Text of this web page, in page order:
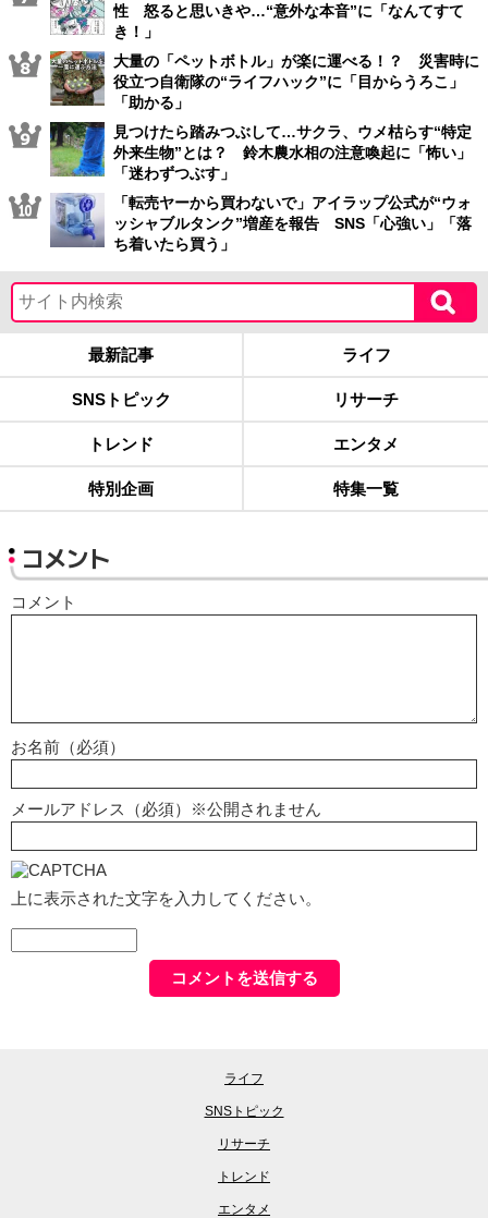
性 怒ると思いきや…“意外な本音”に「なんてすて
き！」
大量の「ペットボトル」が楽に運べる！？ 災害時に
役立つ自衛隊の“ライフハック”に「目からうろこ」
「助かる」
見つけたら踏みつぶして…サクラ、ウメ枯らす“特定
外来生物”とは？ 鈴木農水相の注意喚起に「怖い」
「迷わずつぶす」
「転売ヤーから買わないで」アイラップ公式が“ウォ
ッシャブルタンク”増産を報告 SNS「心強い」「落
ち着いたら買う」
最新記事 ライフ
SNSトピック リサーチ
トレンド エンタメ
特別企画 特集一覧
コメント
コメント
お名前（必須）
メールアドレス（必須）※公開されません
上に表示された文字を入力してください。
ライフ
SNSトピック
リサーチ
トレンド
エンタメ